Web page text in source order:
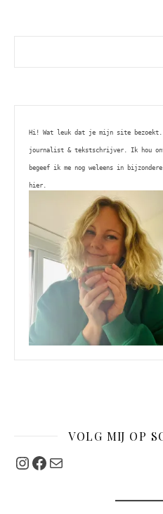
Hi! Wat leuk dat je mijn site bezoekt.
journalist & tekstschrijver. Ik hou
begeef ik me nog weleens in
hier.
VOLG MIJ OP
Instagram
Facebook
Mail